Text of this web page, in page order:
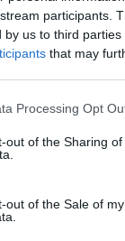
participants.
by us to third parties
that may
Processing Opt
out of the Sharing of
out of the Sale of my
avarijos
nepavyko